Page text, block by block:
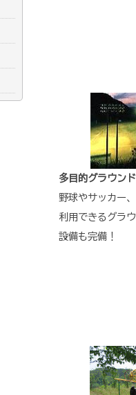
多目的グラウンド
野球やサッカー
利用できるグラ
設備も完備！